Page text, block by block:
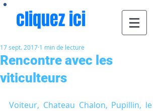
cliquez ici
Rencontre avec les
viticulteurs
17 sept. 2017 1 min de lecture
Voiteur, Chateau Chalon, Pupillin, le